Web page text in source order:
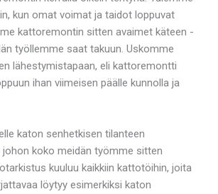
kun omat voimat ja taidot loppuvat
kattoremontin sitten avaimet käteen -
työllemme saat takuun. Uskomme
lähestymistapaan, eli kattoremontti
ihan viimeisen päälle kunnolla ja
katon senhetkisen tilanteen
koko meidän työmme sitten
kuuluu kaikkiin kattotöihin, joita
löytyy esimerkiksi katon